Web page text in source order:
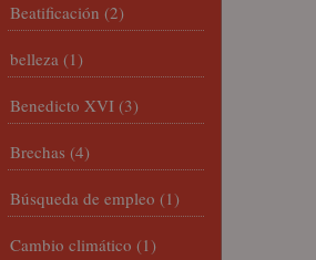
Beatificación (2)
belleza (1)
Benedicto XVI (3)
Brechas (4)
Búsqueda de empleo (1)
Cambio climático (1)